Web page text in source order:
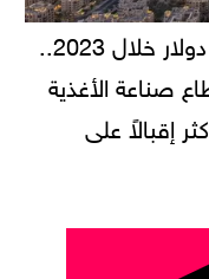
صناعة الأغذية
إقبالاً على